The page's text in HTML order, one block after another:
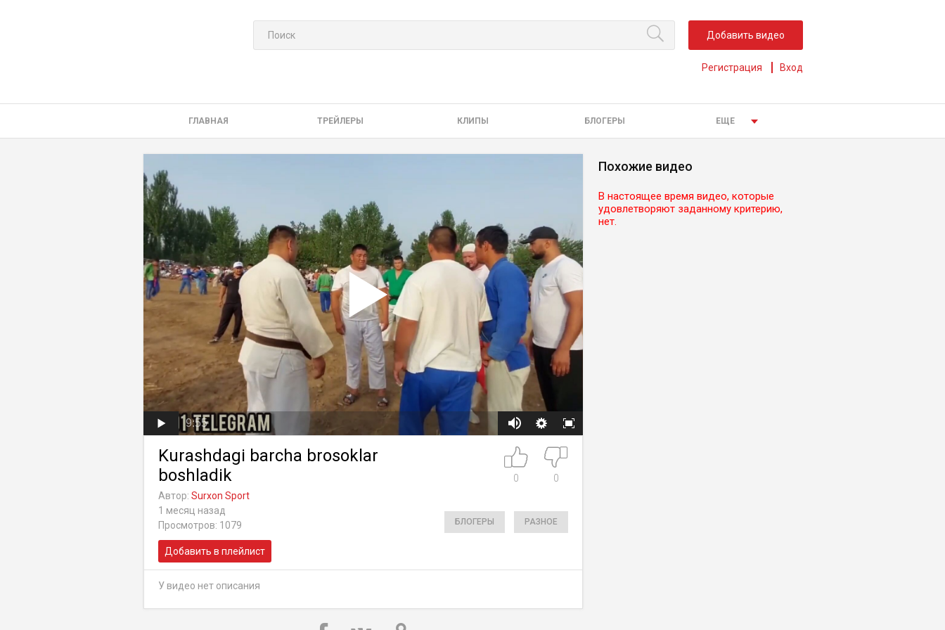
Добавить видео
Регистрация Вход
ГЛАВНАЯ ТРЕЙЛЕРЫ КЛИПЫ БЛОГЕРЫ ЕЩЕ
Похожие видео
В настоящее время видео, которые
удовлетворяют заданному критерию,
нет.
9:55
Kurashdagi barcha brosoklar
boshladik
0
0
Автор: Surxon Sport
1 месяц назад
Просмотров: 1079
БЛОГЕРЫ РАЗНОЕ
Добавить в плейлист
У видео нет описания